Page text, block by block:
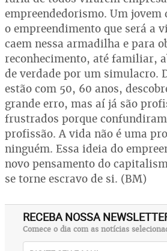
empreendedorismo. Um jovem
o empreendimento que será a
caem nessa armadilha e para
reconhecimento, até familiar,
de verdade por um simulacro.
estão com 50, 60 anos,
grande erro, mas aí já são
frustrados porque
profissão. A vida não é uma
ninguém. Essa ideia do
novo pensamento do
se torne escravo de si. (BM)
RECEBA NOSSA
Comece o dia com as notícias